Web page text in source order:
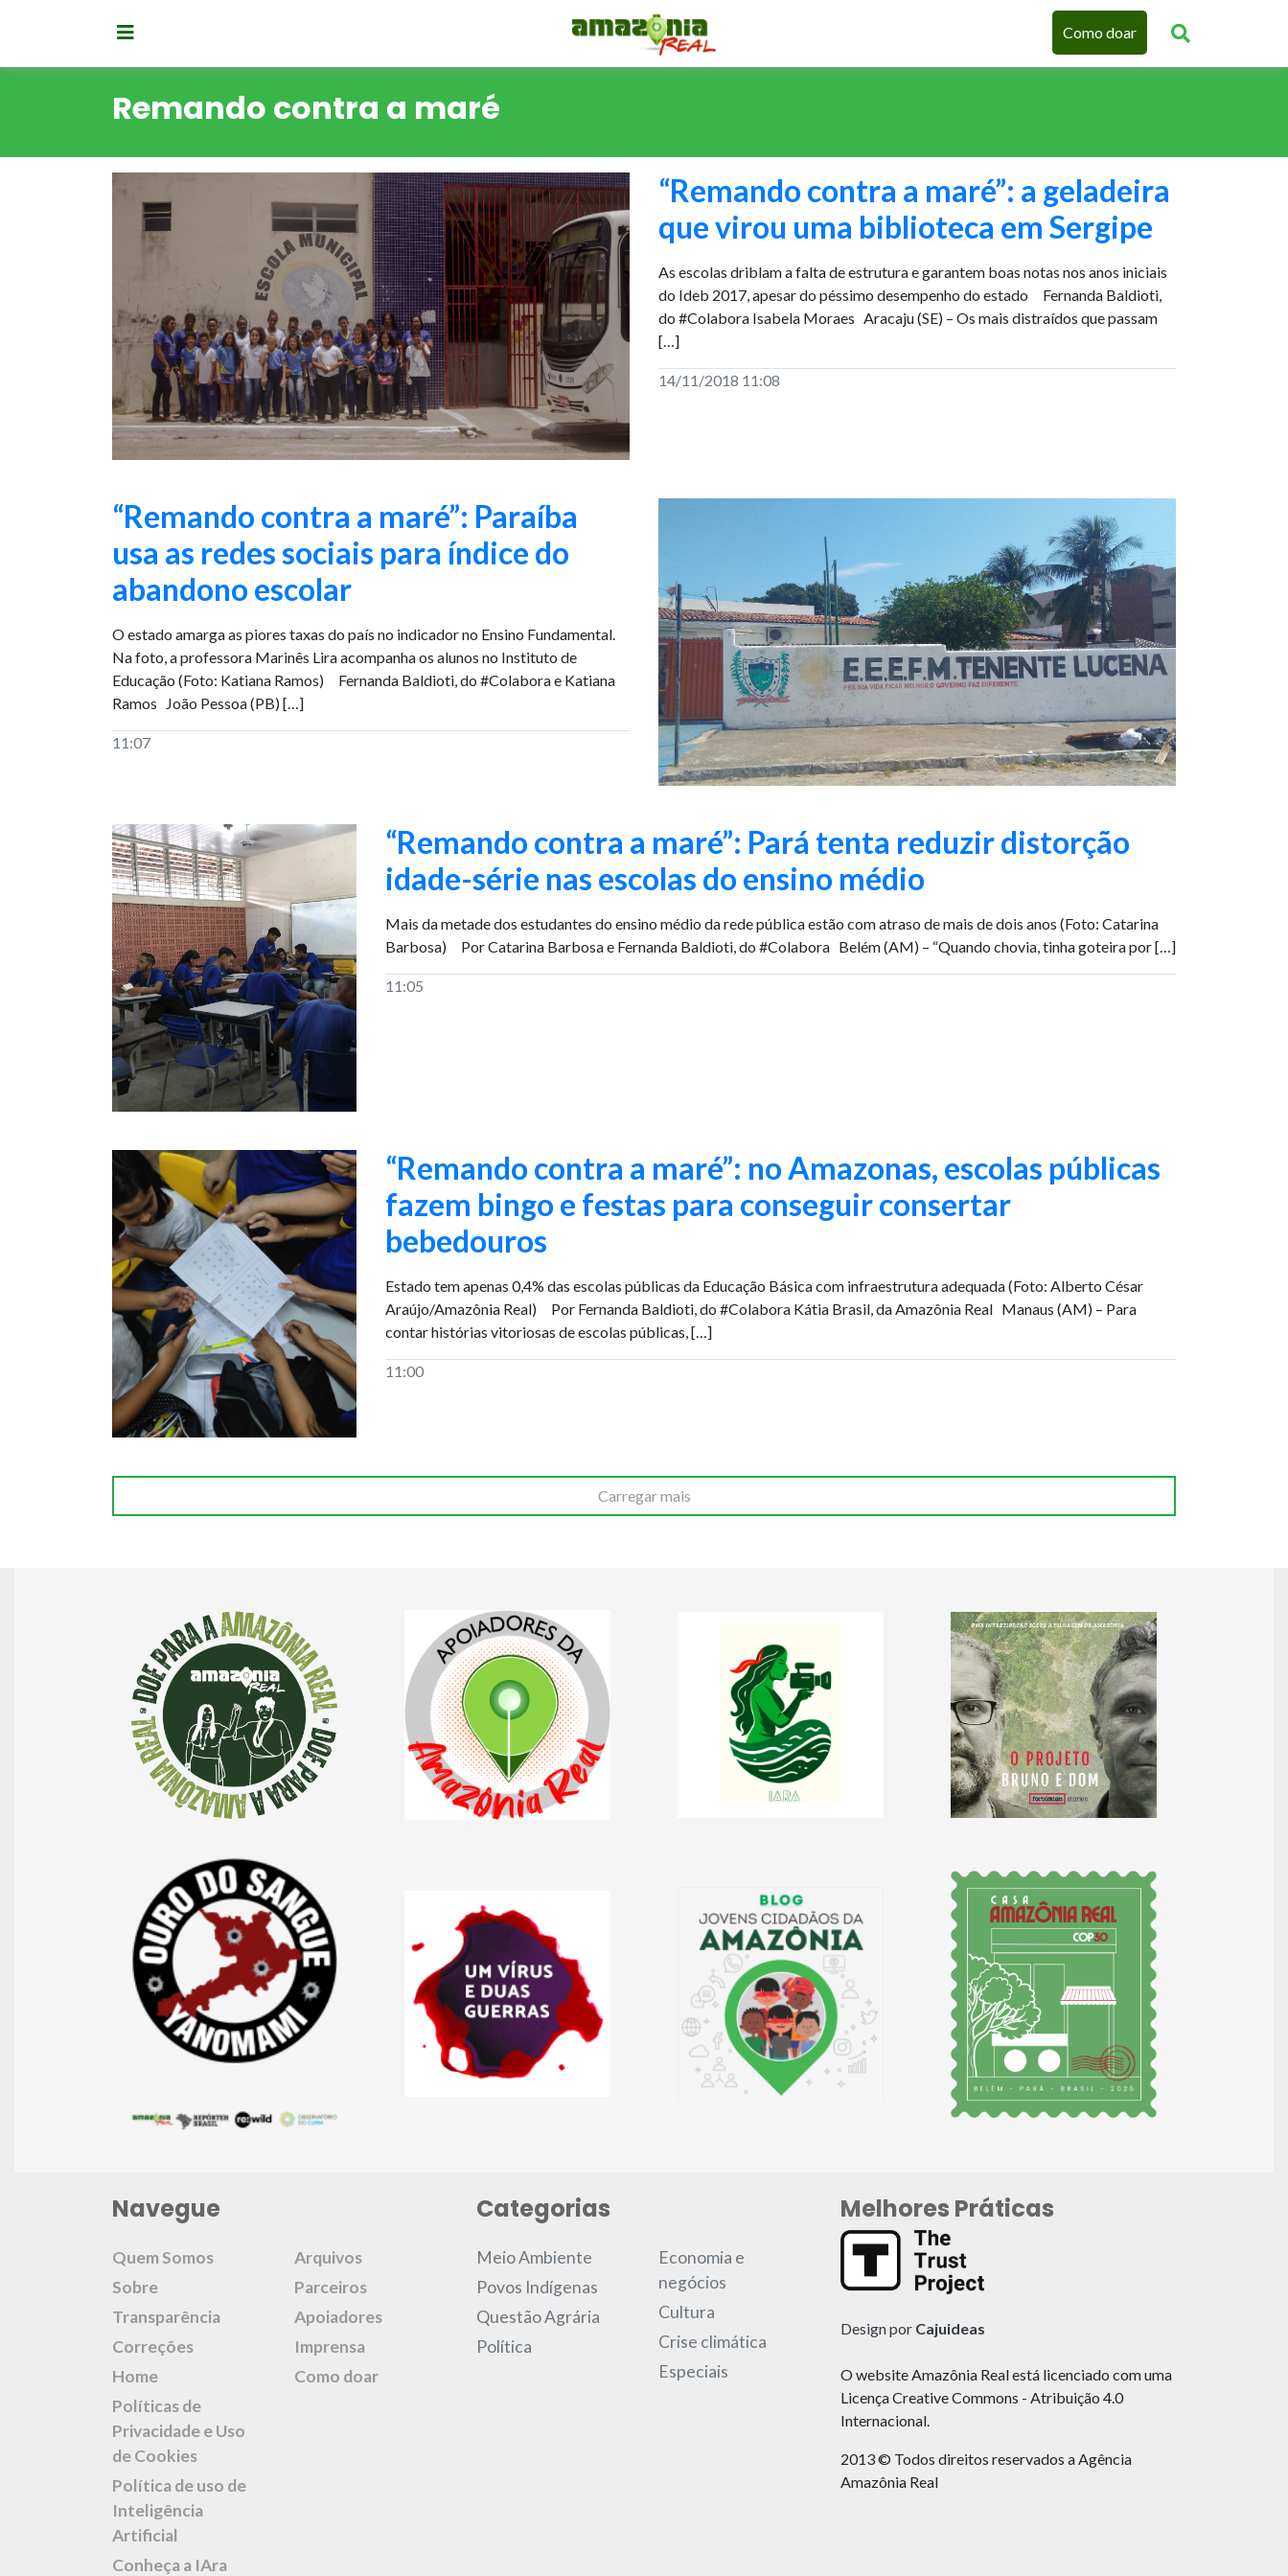
Como doar
Remando contra a maré
“Remando contra a maré”: a geladeira
que virou uma biblioteca em Sergipe
As escolas driblam a falta de estrutura e garantem boas notas nos anos iniciais
do Ideb 2017, apesar do péssimo desempenho do estado Fernanda Baldioti,
do #Colabora Isabela Moraes Aracaju (SE) – Os mais distraídos que passam
[…]
14/11/2018 11:08
“Remando contra a maré”: Paraíba
usa as redes sociais para índice do
abandono escolar
O estado amarga as piores taxas do país no indicador no Ensino Fundamental.
Na foto, a professora Marinês Lira acompanha os alunos no Instituto de
Educação (Foto: Katiana Ramos) Fernanda Baldioti, do #Colabora e Katiana
Ramos João Pessoa (PB) […]
11:07
“Remando contra a maré”: Pará tenta reduzir distorção
idade-série nas escolas do ensino médio
Mais da metade dos estudantes do ensino médio da rede pública estão com atraso de mais de dois anos (Foto: Catarina
Barbosa) Por Catarina Barbosa e Fernanda Baldioti, do #Colabora Belém (AM) – “Quando chovia, tinha goteira por […]
11:05
“Remando contra a maré”: no Amazonas, escolas públicas
fazem bingo e festas para conseguir consertar
bebedouros
Estado tem apenas 0,4% das escolas públicas da Educação Básica com infraestrutura adequada (Foto: Alberto César
Araújo/Amazônia Real) Por Fernanda Baldioti, do #Colabora Kátia Brasil, da Amazônia Real Manaus (AM) – Para
contar histórias vitoriosas de escolas públicas, […]
11:00
Carregar mais
Navegue
Quem Somos
Sobre
Transparência
Correções
Home
Políticas de
Privacidade e Uso
de Cookies
Política de uso de
Inteligência
Artificial
Conheça a IAra
Arquivos
Parceiros
Apoiadores
Imprensa
Como doar
Categorias
Meio Ambiente
Povos Indígenas
Questão Agrária
Política
Economia e
negócios
Cultura
Crise climática
Especiais
Melhores Práticas
Design por Cajuideas
O website Amazônia Real está licenciado com uma
Licença Creative Commons - Atribuição 4.0
Internacional.
2013 © Todos direitos reservados a Agência
Amazônia Real